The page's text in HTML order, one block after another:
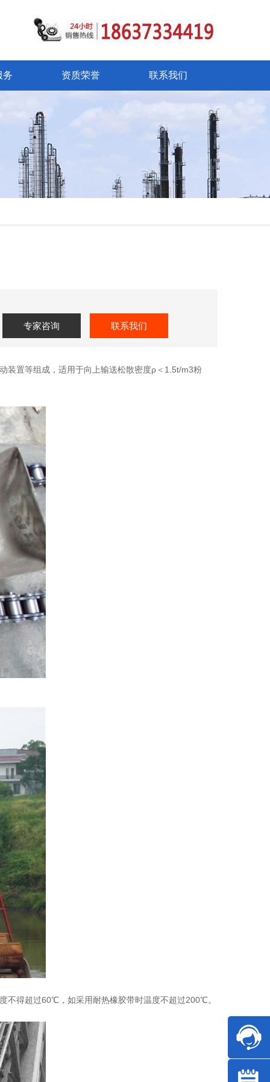
务 资质荣誉 联系我们
专家咨询 联系我们
装置等组成，适用于向上输送松散密度ρ＜1.5t/m3粉
得超过60℃，如采用耐热橡胶带时温度不超过200℃。